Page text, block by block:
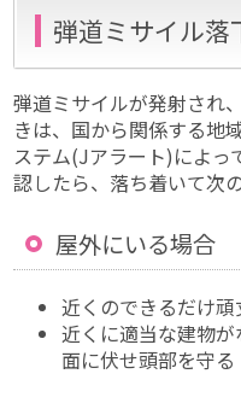
弾道ミサイル落
弾道ミサイルが発射され
きは、国から関係する地
ステム(Jアラート)によっ
認したら、落ち着いて次
屋外にいる場合
近くのできるだけ
近くに適当な建物
面に伏せ頭部を守る